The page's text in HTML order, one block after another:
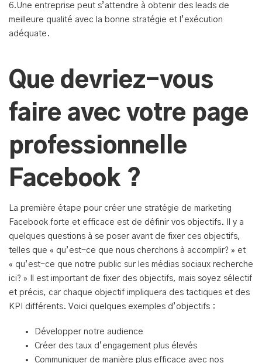
6.Une entreprise peut s’attendre à obtenir des leads de
meilleure qualité avec la bonne stratégie et l’exécution
adéquate.
Que devriez-vous
faire avec votre page
professionnelle
Facebook ?
La première étape pour créer une stratégie de marketing
Facebook forte et efficace est de définir vos objectifs. Il y a
quelques questions à se poser avant de fixer ces objectifs,
telles que « qu’est-ce que nous cherchons à accomplir? » et
« qu’est-ce que notre public sur les médias sociaux recherche
ici? » Il est important de fixer des objectifs, mais soyez sélectif
et précis, car chaque objectif impliquera des tactiques et des
KPI différents. Voici quelques exemples d’objectifs :
Développer notre audience
Créer des taux d’engagement plus élevés
Communiquer de manière plus efficace avec nos